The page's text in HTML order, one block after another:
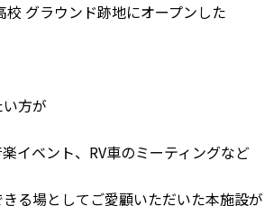
グラウンド跡地にオープンした
方が
イベント、RV車のミーティングなど
る場としてご愛顧いただいた本施設が